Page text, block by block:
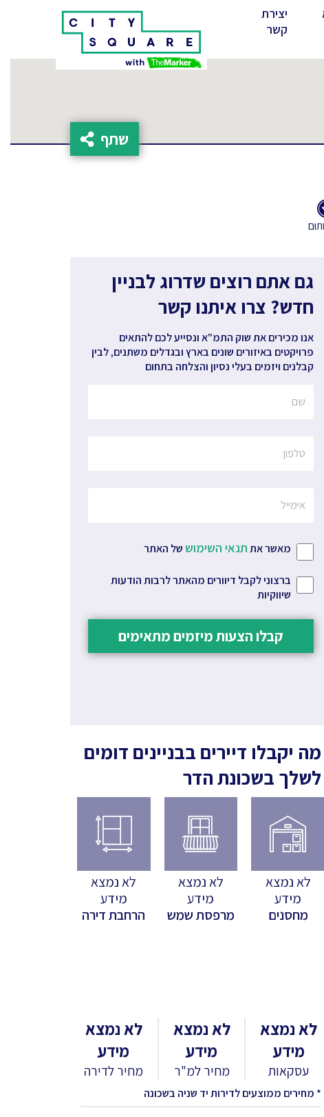
יצירת
קשר
שתף
גם אתם רוצים שדרוג לבניין
חדש? צרו איתנו קשר
אנו מכירים את שוק התמ"א ונסייע לכם להתאים
פרויקטים באיזורים שונים בארץ ובגדלים משתנים, לבין
קבלנים ויזמים בעלי נסיון והצלחה בתחום
מאשר אתתנאי השימוש של האתר
ברצוני לקבל דיוורים מהאתר לרבות הודעות
שיווקיות
קבלו הצעות מיזמים מתאימים
מה יקבלו דיירים בבניינים דומים
לשלך בשכונת הדר
לא נמצא
מידע
מחסנים
לא נמצא
מידע
מרפסת שמש
לא נמצא
מידע
הרחבת דירה
לא נמצא
מידע
עסקאות
לא נמצא
מידע
מחיר למ"ר
לא נמצא
מידע
מחיר לדירה
* מחירים ממוצעים לדירות יד שניה בשכונה